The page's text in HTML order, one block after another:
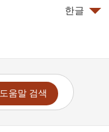
한글
도움말 검색